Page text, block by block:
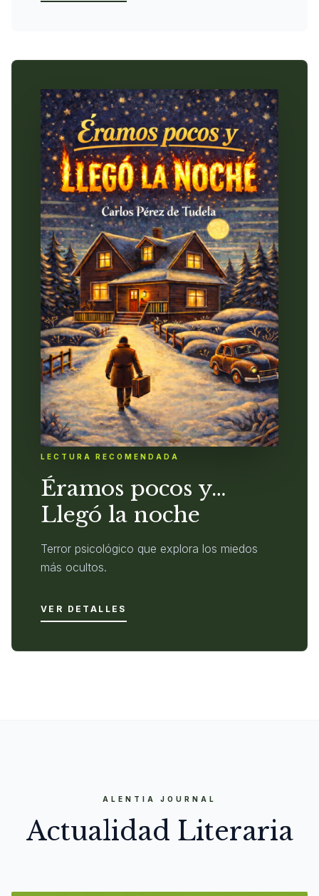
LECTURA RECOMENDADA
Éramos pocos y…
Llegó la noche
Terror psicológico que explora los miedos
más ocultos.
VER DETALLES
ALENTIA JOURNAL
Actualidad Literaria